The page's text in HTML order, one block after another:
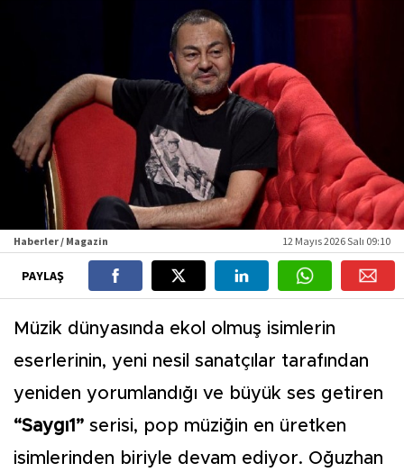
Haberler / Magazin 12 Mayıs 2026 Salı 09:10
PAYLAŞ
Müzik dünyasında ekol olmuş isimlerin
eserlerinin, yeni nesil sanatçılar tarafından
yeniden yorumlandığı ve büyük ses getiren
“Saygı1” serisi, pop müziğin en üretken
isimlerinden biriyle devam ediyor. Oğuzhan